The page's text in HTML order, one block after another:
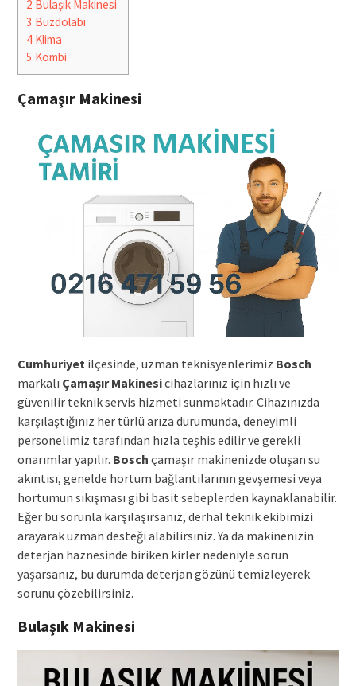
2 Bulaşık Makinesi
3 Buzdolabı
4Klima
5 Kombi
Çamaşır Makinesi
Cumhuriyetilçesinde, uzman teknisyenlerimiz Bosch
markalı Çamaşır Makinesicihazlarınız için hızlı ve
güvenilir teknik servis hizmeti sunmaktadır. Cihazınızda
karşılaştığınız her türlü arıza durumunda, deneyimli
personelimiz tarafından hızla teşhis edilir ve gerekli
onarımlar yapılır. Bosch çamaşır makinenizde oluşan su
akıntısı, genelde hortum bağlantılarının gevşemesi veya
hortumun sıkışması gibi basit sebeplerden kaynaklanabilir.
Eğer bu sorunla karşılaşırsanız, derhal teknik ekibimizi
arayarak uzman desteği alabilirsiniz. Ya da makinenizin
deterjan haznesinde biriken kirler nedeniyle sorun
yaşarsanız, bu durumda deterjan gözünü temizleyerek
sorunu çözebilirsiniz.
Bulaşık Makinesi